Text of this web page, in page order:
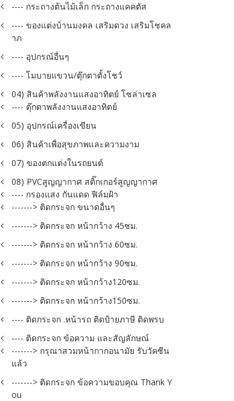
---- กระถางต้นไม้เล็ก กระถางแคคตัส
---- ของแต่งบ้านมงคล เสริมดวง เสริมโชคล
าภ
---- อุปกรณ์อื่นๆ
---- โมบายแขวน/ตุ๊กตาตั้งโชว์
04) สินค้าพลังงานแสงอาทิตย์ โซล่าเซล
---- ตุ๊กตาพลังงานแสงอาทิตย์
05) อุปกรณ์เครื่องเขียน
06) สินค้าเพื่อสุขภาพและความงาม
07) ของตกแต่งในรถยนต์
08) PVCสูญญากาศ สติ๊กเกอร์สูญญากาศ
---- กรองแสง กันแดด ฟิล์มฝ้า
-------> ติดกระจก ขนาดอื่นๆ
-------> ติดกระจก หน้ากว้าง 45ซม.
-------> ติดกระจก หน้ากว้าง 60ซม.
-------> ติดกระจก หน้ากว้าง 90ซม.
-------> ติดกระจก หน้ากว้าง120ซม.
-------> ติดกระจก หน้ากว้าง150ซม.
---- ติดกระจก .หน้ารถ ติดป้ายภาษี ติดพรบ
---- ติดกระจก ข้อความ และสัญลักษณ์
-------> กรุณาสวมหน้ากากอนามัย รับวัคซีน
แล้ว
-------> ติดกระจก ข้อความขอบคุณ Thank Y
ou